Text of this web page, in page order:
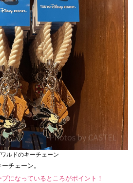
ルドのキーチェーン
チェーン。
になっているところがポイント！